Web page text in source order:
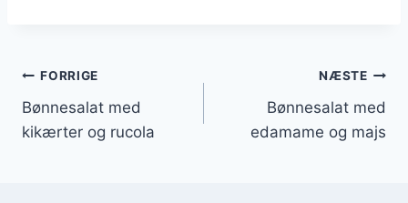
Indlægsnavigation
FORRIGE
Bønnesalat med
kikærter og rucola
NÆSTE
Bønnesalat med
edamame og majs